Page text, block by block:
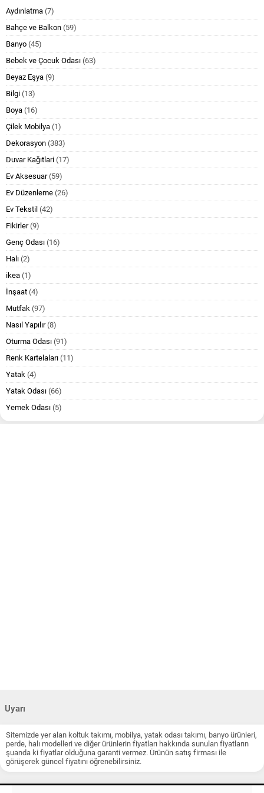
Aydınlatma (7)
Bahçe ve Balkon (59)
Banyo (45)
Bebek ve Çocuk Odası (63)
Beyaz Eşya (9)
Bilgi (13)
Boya (16)
Çilek Mobilya (1)
Dekorasyon (383)
Duvar Kağıtlari (17)
Ev Aksesuar(59)
Ev Düzenleme (26)
Ev Tekstil (42)
Fikirler(9)
Genç Odası (16)
Halı (2)
ikea (1)
İnşaat (4)
Mutfak (97)
Nasıl Yapılır(8)
Oturma Odası (91)
Renk Kartelaları (11)
Yatak (4)
Yatak Odası (66)
Yemek Odası (5)
Uyarı
Sitemizde yer alan koltuk takımı, mobilya, yatak odası takımı, banyo ürünleri,
perde, halı modelleri ve diğer ürünlerin fiyatları hakkında sunulan fiyatların
şuanda ki fiyatlar olduğuna garanti vermez. Ürünün satış firması ile
görüşerek güncel fiyatını öğrenebilirsiniz.